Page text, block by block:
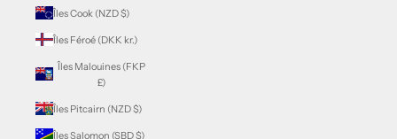
Îles Cook (NZD $)
Îles Féroé (DKK kr.)
Îles Malouines (FKP
£)
Îles Pitcairn (NZD $)
Îles Salomon (SBD $)